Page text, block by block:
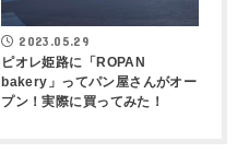
2023.05.29
ピオレ姫路に「ROPAN
bakery」ってパン屋さんがオー
プン！実際に買ってみた！